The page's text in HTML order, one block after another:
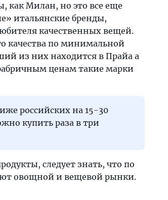
как Милан, но это все еще
итальянские бренды,
качественных вещей.
качества по минимальной
из них находится в Прайа а
ценам такие марки
российских на 15-30
купить раза в три
следует знать, что по
овощной и вещевой рынки.